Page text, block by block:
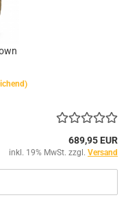
689,95 EUR
inkl. 19% MwSt. zzgl. Versand